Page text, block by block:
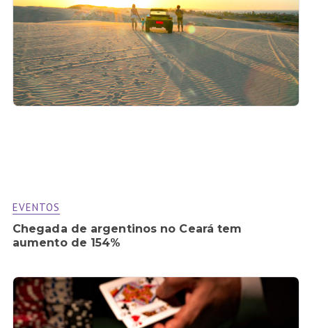
EVENTOS
Chegada de argentinos no Ceará tem
aumento de 154%